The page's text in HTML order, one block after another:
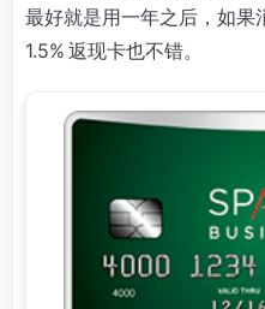
最好就是用一年之后，如果
1.5% 返现卡也不错。